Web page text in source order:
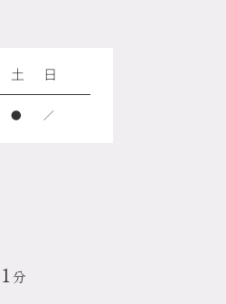
土 日
● ／
1 分